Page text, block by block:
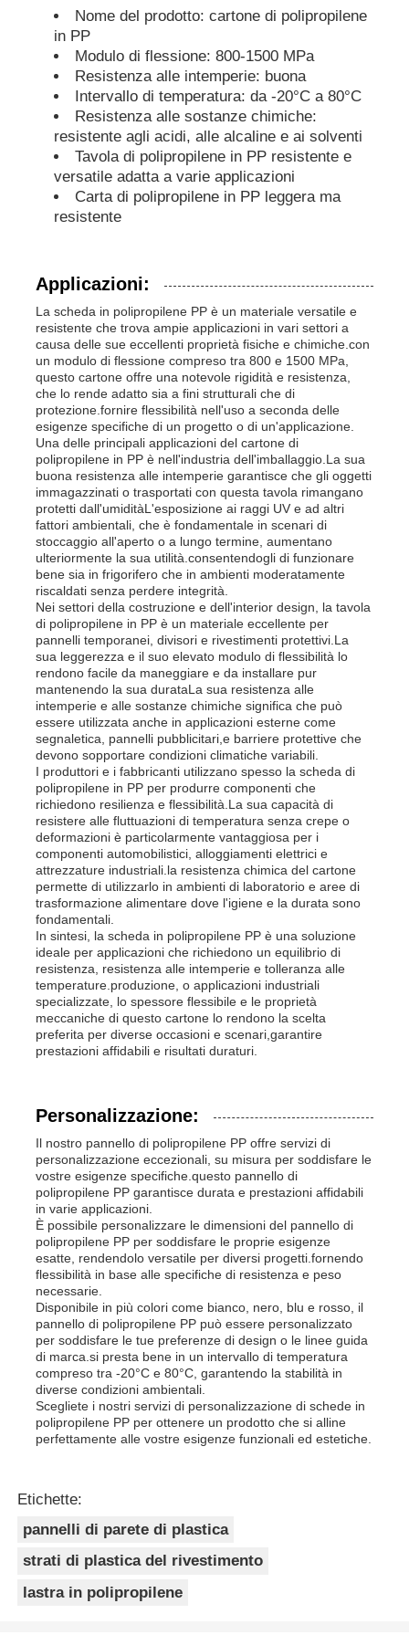
Tubi in PP
accessori per tubi in polipropilene
Nome del prodotto: cartone di polipropilene
in PP
Modulo di flessione: 800-1500 MPa
Resistenza alle intemperie: buona
Intervallo di temperatura: da -20°C a 80°C
Resistenza alle sostanze chimiche:
resistente agli acidi, alle alcaline e ai solventi
Tavola di polipropilene in PP resistente e
versatile adatta a varie applicazioni
Carta di polipropilene in PP leggera ma
resistente
Applicazioni:
La scheda in polipropilene PP è un materiale versatile e
resistente che trova ampie applicazioni in vari settori a
causa delle sue eccellenti proprietà fisiche e chimiche.con
un modulo di flessione compreso tra 800 e 1500 MPa,
questo cartone offre una notevole rigidità e resistenza,
che lo rende adatto sia a fini strutturali che di
protezione.fornire flessibilità nell'uso a seconda delle
esigenze specifiche di un progetto o di un'applicazione.
Una delle principali applicazioni del cartone di
polipropilene in PP è nell'industria dell'imballaggio.La sua
buona resistenza alle intemperie garantisce che gli oggetti
immagazzinati o trasportati con questa tavola rimangano
protetti dall'umiditàL'esposizione ai raggi UV e ad altri
fattori ambientali, che è fondamentale in scenari di
stoccaggio all'aperto o a lungo termine, aumentano
ulteriormente la sua utilità.consentendogli di funzionare
bene sia in frigorifero che in ambienti moderatamente
riscaldati senza perdere integrità.
Nei settori della costruzione e dell'interior design, la tavola
di polipropilene in PP è un materiale eccellente per
pannelli temporanei, divisori e rivestimenti protettivi.La
sua leggerezza e il suo elevato modulo di flessibilità lo
rendono facile da maneggiare e da installare pur
mantenendo la sua durataLa sua resistenza alle
intemperie e alle sostanze chimiche significa che può
essere utilizzata anche in applicazioni esterne come
segnaletica, pannelli pubblicitari,e barriere protettive che
devono sopportare condizioni climatiche variabili.
I produttori e i fabbricanti utilizzano spesso la scheda di
polipropilene in PP per produrre componenti che
richiedono resilienza e flessibilità.La sua capacità di
resistere alle fluttuazioni di temperatura senza crepe o
deformazioni è particolarmente vantaggiosa per i
componenti automobilistici, alloggiamenti elettrici e
attrezzature industriali.la resistenza chimica del cartone
permette di utilizzarlo in ambienti di laboratorio e aree di
trasformazione alimentare dove l'igiene e la durata sono
fondamentali.
In sintesi, la scheda in polipropilene PP è una soluzione
ideale per applicazioni che richiedono un equilibrio di
resistenza, resistenza alle intemperie e tolleranza alle
temperature.produzione, o applicazioni industriali
specializzate, lo spessore flessibile e le proprietà
meccaniche di questo cartone lo rendono la scelta
preferita per diverse occasioni e scenari,garantire
prestazioni affidabili e risultati duraturi.
Personalizzazione:
Il nostro pannello di polipropilene PP offre servizi di
personalizzazione eccezionali, su misura per soddisfare le
vostre esigenze specifiche.questo pannello di
polipropilene PP garantisce durata e prestazioni affidabili
in varie applicazioni.
È possibile personalizzare le dimensioni del pannello di
polipropilene PP per soddisfare le proprie esigenze
esatte, rendendolo versatile per diversi progetti.fornendo
flessibilità in base alle specifiche di resistenza e peso
necessarie.
Disponibile in più colori come bianco, nero, blu e rosso, il
pannello di polipropilene PP può essere personalizzato
per soddisfare le tue preferenze di design o le linee guida
di marca.si presta bene in un intervallo di temperatura
compreso tra -20°C e 80°C, garantendo la stabilità in
diverse condizioni ambientali.
Scegliete i nostri servizi di personalizzazione di schede in
polipropilene PP per ottenere un prodotto che si alline
perfettamente alle vostre esigenze funzionali ed estetiche.
Etichette:
pannelli di parete di plastica
strati di plastica del rivestimento
lastra in polipropilene